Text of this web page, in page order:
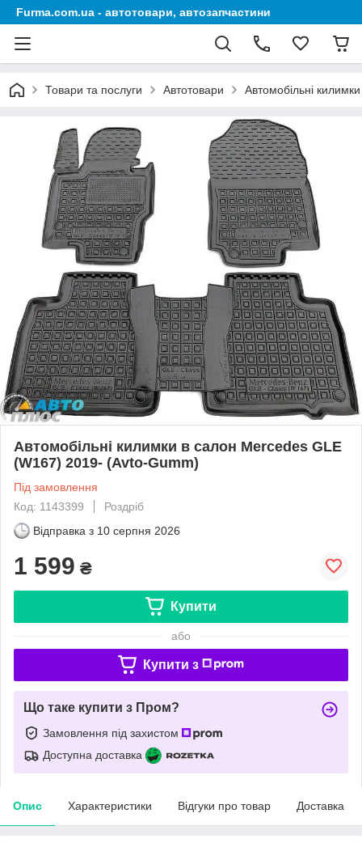
Furma.com.ua - автотовари, автозапчастини
Товари та послуги Автотовари Автомобільні килимки
Автомобільні килимки в салон Mercedes GLE
(W167) 2019- (Avto-Gumm)
Під замовлення
Код: 1143399
Роздріб
Відправка з 10 серпня 2026
1 599 ₴
Купити
або
Купити з
Що таке купити з Пром?
Замовлення під захистом
Доступна доставка
Опис Характеристики Відгуки про товар Доставка